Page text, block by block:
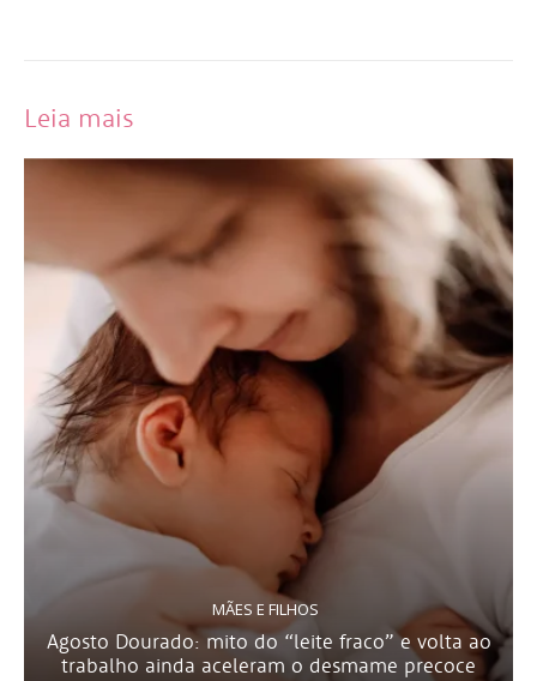
Leia mais
MÃES E FILHOS
Agosto Dourado: mito do “leite fraco” e volta ao
trabalho ainda aceleram o desmame precoce